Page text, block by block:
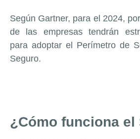
Según Gartner, para el 2024,
de las empresas tendrán
para adoptar el Perímetro de
Seguro.
¿Cómo funciona el